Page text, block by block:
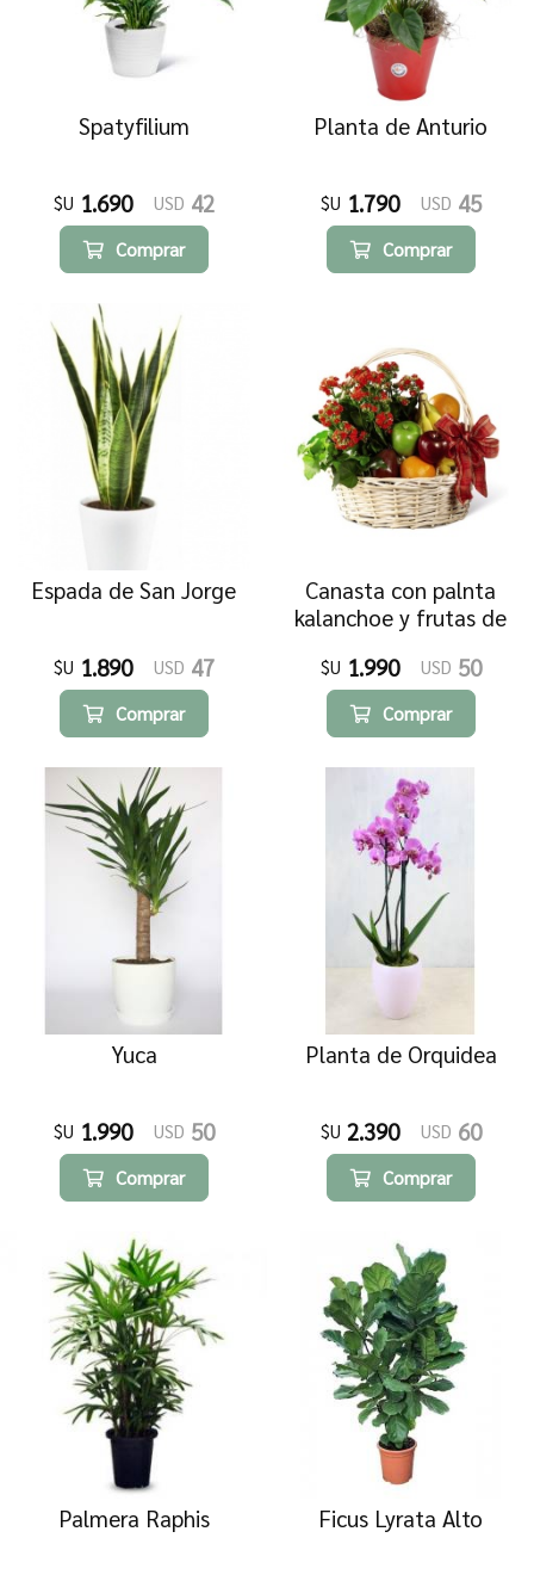
Spatyfilium
$U 1.690 USD 42
Comprar
Planta de Anturio
$U 1.790 USD 45
Comprar
Espada de San Jorge
$U 1.890 USD 47
Comprar
Canasta con palnta
kalanchoe y frutas de
$U 1.990 USD 50
Comprar
Yuca
$U 1.990 USD 50
Comprar
Planta de Orquidea
$U 2.390 USD 60
Comprar
Palmera Raphis Ficus Lyrata Alto